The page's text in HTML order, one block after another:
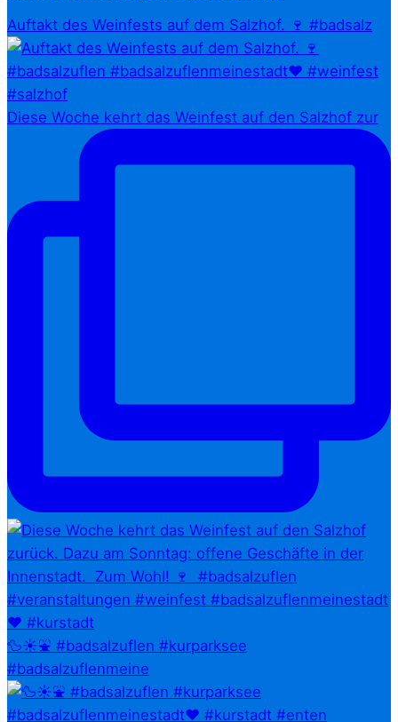
Auftakt des Weinfests auf dem Salzhof. 🍷 #badsalz
Diese Woche kehrt das Weinfest auf den Salzhof zur
🦆☀️⛲ #badsalzuflen #kurparksee
#badsalzuflenmeine